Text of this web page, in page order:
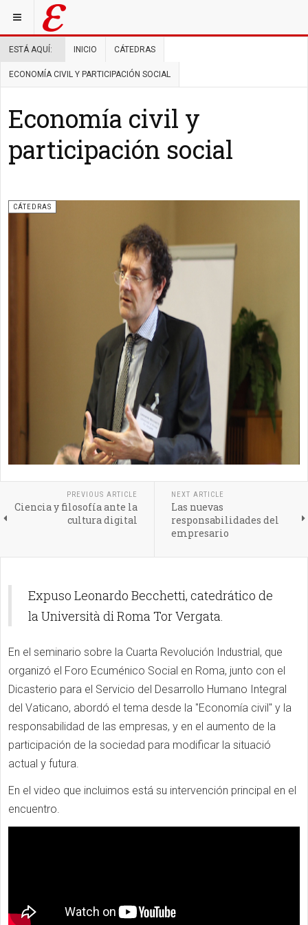
ESTÁ AQUÍ: INICIO CÁTEDRAS
ECONOMÍA CIVIL Y PARTICIPACIÓN SOCIAL
Economía civil y
participación social
CÁTEDRAS
PREVIOUS ARTICLE
Ciencia y filosofía ante la
cultura digital
NEXT ARTICLE
Las nuevas
responsabilidades del
empresario
Expuso Leonardo Becchetti, catedrático de
la Università di Roma Tor Vergata.
En el seminario sobre la Cuarta Revolución Industrial, que
organizó el Foro Ecuménico Social en Roma, junto con el
Dicasterio para el Servicio del Desarrollo Humano Integral
del Vaticano, abordó el tema desde la "Economía civil" y la
responsabilidad de las empresas, y en el aumento de la
participación de la sociedad para modificar la situació
actual y futura.
En el video que incluimos está su intervención principal en el
encuentro.